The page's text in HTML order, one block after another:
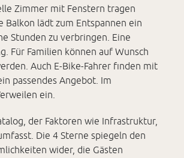
Zimmer mit Fenstern tragen
lädt zum Entspannen ein
Stunden zu verbringen. Eine
Für Familien können auf Wunsch
Auch E-Bike-Fahrer finden mit
passendes Angebot. Im
ein.
der Faktoren wie Infrastruktur,
Die 4 Sterne spiegeln den
wider, die Gästen